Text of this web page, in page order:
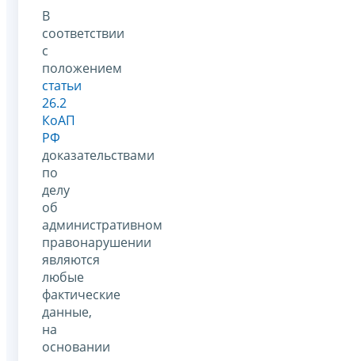
В
соответствии
с
положением
статьи
26.2
КоАП
РФ
доказательствами
по
делу
об
административном
правонарушении
являются
любые
фактические
данные,
на
основании